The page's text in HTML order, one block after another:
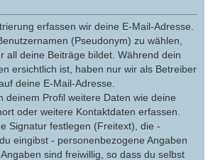
erfassen wir deine E-Mail-Adresse.
(Pseudonym) zu wählen,
all deine Beiträge bildet. Während dein
ersichtlich ist, haben nur wir als Betreiber
deine E-Mail-Adresse.
deinem Profil weitere Daten wie deine
oder weitere Kontaktdaten erfassen.
Signatur festlegen (Freitext), die -
eingibst - personenbezogene Angaben
sind freiwillig, so dass du selbst